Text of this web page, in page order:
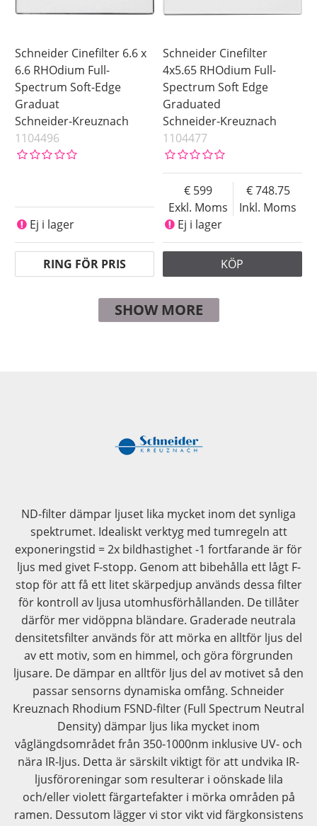
Schneider Cinefilter 6.6 x
6.6 RHOdium Full-
Spectrum Soft-Edge
Graduat
Schneider-Kreuznach
1104496
Ej i lager
RING FÖR PRIS
Schneider Cinefilter
4x5.65 RHOdium Full-
Spectrum Soft Edge
Graduated
Schneider-Kreuznach
1104477
Exkl. Moms
599
Inkl. Moms
748.75
Ej i lager
KÖP
SHOW MORE
ND-filter dämpar ljuset lika mycket inom det synliga
spektrumet. Idealiskt verktyg med tumregeln att
exponeringstid = 2x bildhastighet -1 fortfarande är för
ljus med givet F-stopp. Genom att bibehålla ett lågt F-
stop för att få ett litet skärpedjup används dessa filter
för kontroll av ljusa utomhusförhållanden. De tillåter
därför mer vidöppna bländare. Graderade neutrala
densitetsfilter används för att mörka en alltför ljus del
av ett motiv, som en himmel, och göra förgrunden
ljusare. De dämpar en alltför ljus del av motivet så den
passar sensorns dynamiska omfång. Schneider
Kreuznach Rhodium FSND-filter (Full Spectrum Neutral
Density) dämpar ljus lika mycket inom
våglängdsområdet från 350-1000nm inklusive UV- och
nära IR-ljus. Detta är särskilt viktigt för att undvika IR-
ljusföroreningar som resulterar i oönskade lila
och/eller violett färgartefakter i mörka områden på
ramen. Dessutom lägger vi stor vikt vid färgkonsistens